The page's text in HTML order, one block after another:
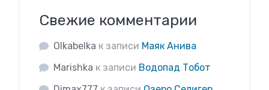
Свежие комментарии
Olkabelka к записи Маяк Анива
Marishka к записи Водопад Тобот